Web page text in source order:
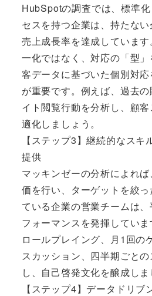
HubSpotの調査では、標準
セスを持つ企業は、持たな
売上成長率を達成していま
一化ではなく、対応の「型
客データに基づいた個別対
が重要です。例えば、過去
イト閲覧行動を分析し、顧
適化しましょう。
【ステップ3】継続的なス
提供
マッキンゼーの分析によれ
価を行い、ターゲットを絞
ている企業の営業チームは
フォーマンスを発揮してい
ロールプレイング、月1回の
スカッション、四半期ごと
し、自己啓発文化を醸成しま
【ステップ4】データドリ